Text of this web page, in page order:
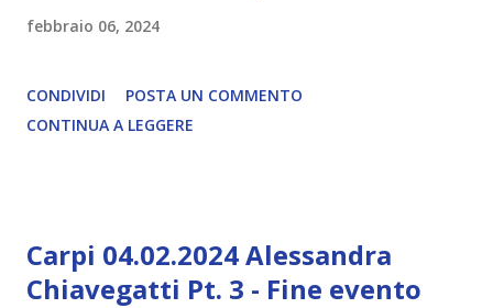
febbraio 06, 2024
CONDIVIDI
POSTA UN COMMENTO
CONTINUA A LEGGERE
Carpi 04.02.2024 Alessandra
Chiavegatti Pt. 3 - Fine evento